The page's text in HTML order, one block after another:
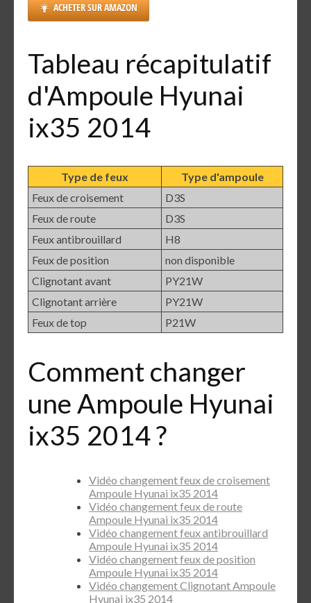
ACHETER SUR AMAZON
Tableau récapitulatif
d'Ampoule Hyunai
ix35 2014
Type de feux
Type d'ampoule
Feux de croisement
D3S
Feux de route
D3S
Feux antibrouillard
H8
Feux de position
non disponible
Clignotant avant
PY21W
Clignotant arrière
PY21W
Feux de top
P21W
Comment changer
une Ampoule Hyunai
ix35 2014 ?
Vidéo changement feux de croisement
Ampoule Hyunai ix35 2014
Vidéo changement feux de route
Ampoule Hyunai ix35 2014
Vidéo changement feux antibrouillard
Ampoule Hyunai ix35 2014
Vidéo changement feux de position
Ampoule Hyunai ix35 2014
Vidéo changement Clignotant Ampoule
Hyunai ix35 2014